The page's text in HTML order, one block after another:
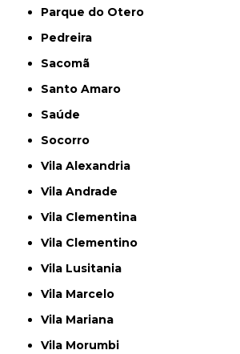
Parque do Otero
Pedreira
Sacomã
Santo Amaro
Saúde
Socorro
Vila Alexandria
Vila Andrade
Vila Clementina
Vila Clementino
Vila Lusitania
Vila Marcelo
Vila Mariana
Vila Morumbi